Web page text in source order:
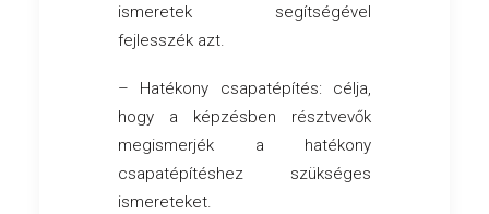
ismeretek segítségével
fejlesszék azt.
– Hatékony csapatépítés: célja,
hogy a képzésben résztvevők
megismerjék a hatékony
csapatépítéshez szükséges
ismereteket.